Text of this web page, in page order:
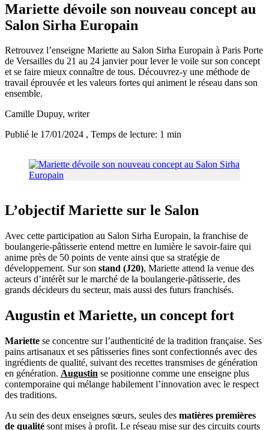
Mariette dévoile son nouveau concept au
Salon Sirha Europain
Retrouvez l’enseigne Mariette au Salon Sirha Europain à Paris Porte
de Versailles du 21 au 24 janvier pour lever le voile sur son concept
et se faire mieux connaître de tous. Découvrez-y une méthode de
travail éprouvée et les valeurs fortes qui animent le réseau dans son
ensemble.
Camille Dupuy, writer
Publié le 17/01/2024 , Temps de lecture: 1 min
L’objectif Mariette sur le Salon
Avec cette participation au Salon Sirha Europain, la franchise de
boulangerie-pâtisserie entend mettre en lumière le savoir-faire qui
anime près de 50 points de vente ainsi que sa stratégie de
développement. Sur son stand (J20), Mariette attend la venue des
acteurs d’intérêt sur le marché de la boulangerie-pâtisserie, des
grands décideurs du secteur, mais aussi des futurs franchisés.
Augustin et Mariette, un concept fort
Mariette se concentre sur l’authenticité de la tradition française. Ses
pains artisanaux et ses pâtisseries fines sont confectionnés avec des
ingrédients de qualité, suivant des recettes transmises de génération
en génération. Augustin se positionne comme une enseigne plus
contemporaine qui mélange habilement l’innovation avec le respect
des traditions.
Au sein des deux enseignes sœurs, seules des matières premières
de qualité sont mises à profit. Le réseau mise sur des circuits courts